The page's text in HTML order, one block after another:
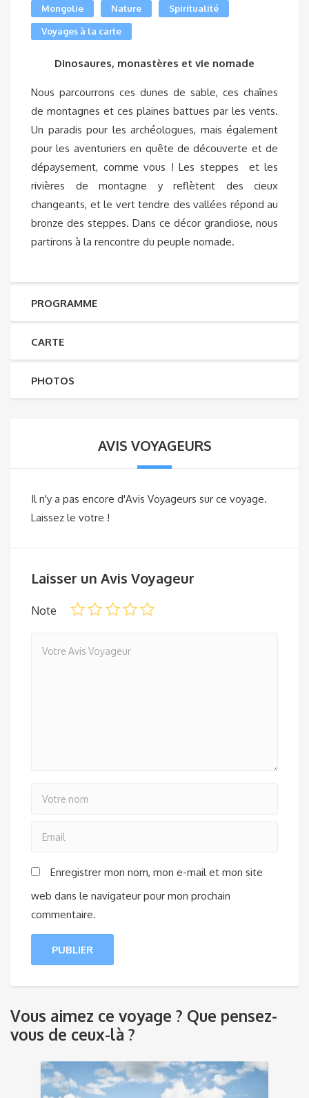
Mongolie Nature Spiritualité
Voyages à la carte
Dinosaures, monastères et vie nomade
Nous parcourrons ces dunes de sable, ces chaînes
de montagnes et ces plaines battues par les vents.
Un paradis pour les archéologues, mais également
pour les aventuriers en quête de découverte et de
dépaysement, comme vous ! Les steppes et les
rivières de montagne y reflètent des cieux
changeants, et le vert tendre des vallées répond au
bronze des steppes. Dans ce décor grandiose, nous
partirons à la rencontre du peuple nomade.
PROGRAMME
CARTE
PHOTOS
AVIS VOYAGEURS
Il n'y a pas encore d'Avis Voyageurs sur ce voyage.
Laissez le votre !
Laisser un Avis Voyageur
Note
Enregistrer mon nom, mon e-mail et mon site
web dans le navigateur pour mon prochain
commentaire.
Vous aimez ce voyage ? Que pensez-
vous de ceux-là ?